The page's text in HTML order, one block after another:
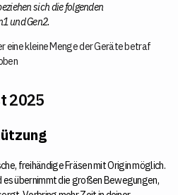
sich die folgenden
und Gen2.
eine kleine Menge der Geräte betraf
2025
freihändige Fräsen mit Origin möglich.
es übernimmt die großen Bewegungen,